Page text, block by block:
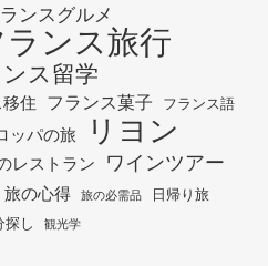
ンスグルメ
ランス旅行
ス留学
住 フランス菓子
フランス語
ッパの旅 リヨン
レストラン ワインツアー
旅の心得 旅の必需品 日帰り旅
探し 観光学